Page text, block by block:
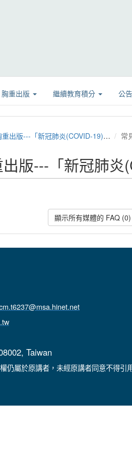
胸重出版 繼續教育積分 公
出版---「新冠肺炎(COVID-19)專區」 常
版---「新冠肺炎
顯示所有媒體的 FAQ (0)
Taiwan
仍屬於原講者，未經原講者同意不得引